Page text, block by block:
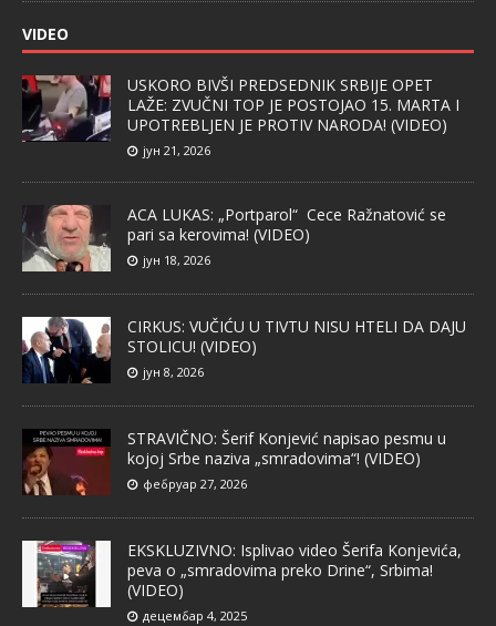
VIDEO
USKORO BIVŠI PREDSEDNIK SRBIJE OPET
LAŽE: ZVUČNI TOP JE POSTOJAO 15. MARTA I
UPOTREBLJEN JE PROTIV NARODA! (VIDEO)
јун 21, 2026
ACA LUKAS: „Portparol“ Cece Ražnatović se
pari sa kerovima! (VIDEO)
јун 18, 2026
CIRKUS: VUČIĆU U TIVTU NISU HTELI DA DAJU
STOLICU! (VIDEO)
јун 8, 2026
STRAVIČNO: Šerif Konjević napisao pesmu u
kojoj Srbe naziva „smradovima“! (VIDEO)
фебруар 27, 2026
EKSKLUZIVNO: Isplivao video Šerifa Konjevića,
peva o „smradovima preko Drine“, Srbima!
(VIDEO)
децембар 4, 2025